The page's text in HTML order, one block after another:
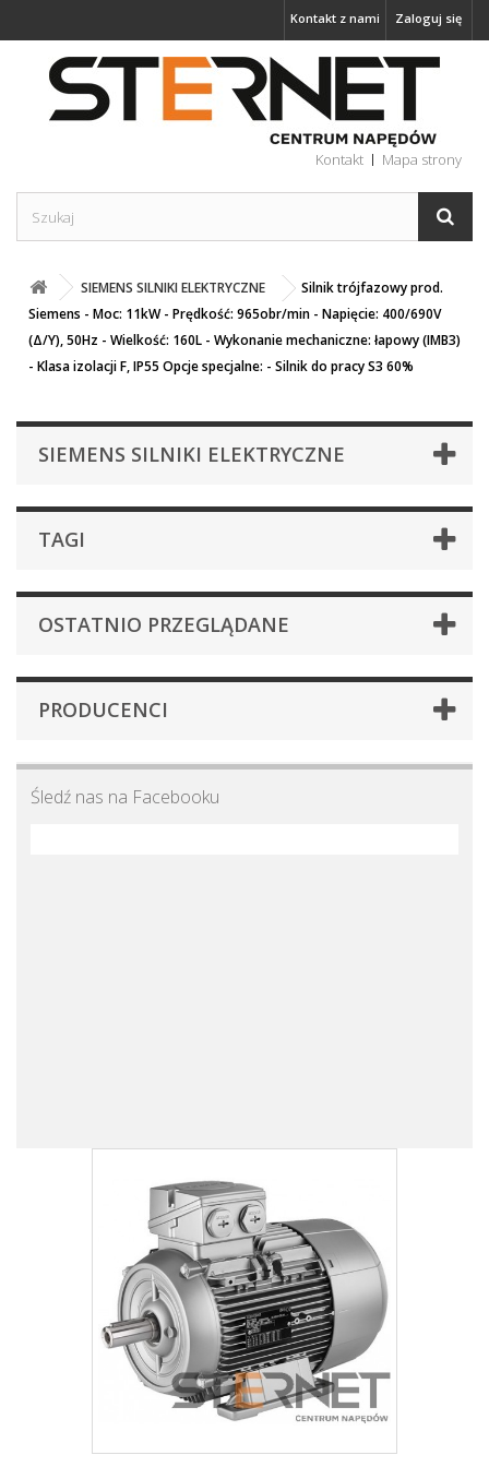
Zaloguj się
Kontakt z nami
Kontakt Mapa strony
SIEMENS SILNIKI ELEKTRYCZNE
Silnik trójfazowy prod.
Siemens - Moc: 11kW - Prędkość: 965obr/min - Napięcie: 400/690V
(Δ/Y), 50Hz - Wielkość: 160L - Wykonanie mechaniczne: łapowy (IMB3)
- Klasa izolacji F, IP55 Opcje specjalne: - Silnik do pracy S3 60%
SIEMENS SILNIKI ELEKTRYCZNE
TAGI
OSTATNIO PRZEGLĄDANE
PRODUCENCI
Śledź nas na Facebooku